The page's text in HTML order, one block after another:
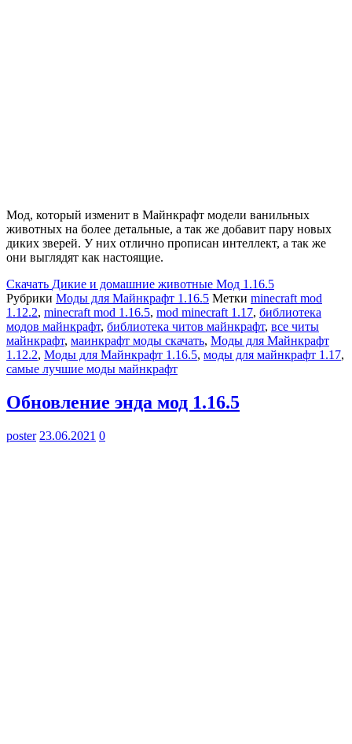
Мод, который изменит в Майнкрафт модели ванильных
животных на более детальные, а так же добавит пару новых
диких зверей. У них отлично прописан интеллект, а так же
они выглядят как настоящие.
Скачать Дикие и домашние животные Мод 1.16.5
Рубрики Моды для Майнкрафт 1.16.5 Метки minecraft mod
1.12.2, minecraft mod 1.16.5, mod minecraft 1.17, библиотека
модов майнкрафт, библиотека читов майнкрафт, все читы
майнкрафт, маинкрафт моды скачать, Моды для Майнкрафт
1.12.2, Моды для Майнкрафт 1.16.5, моды для майнкрафт 1.17,
самые лучшие моды майнкрафт
Обновление энда мод 1.16.5
poster 23.06.2021 0